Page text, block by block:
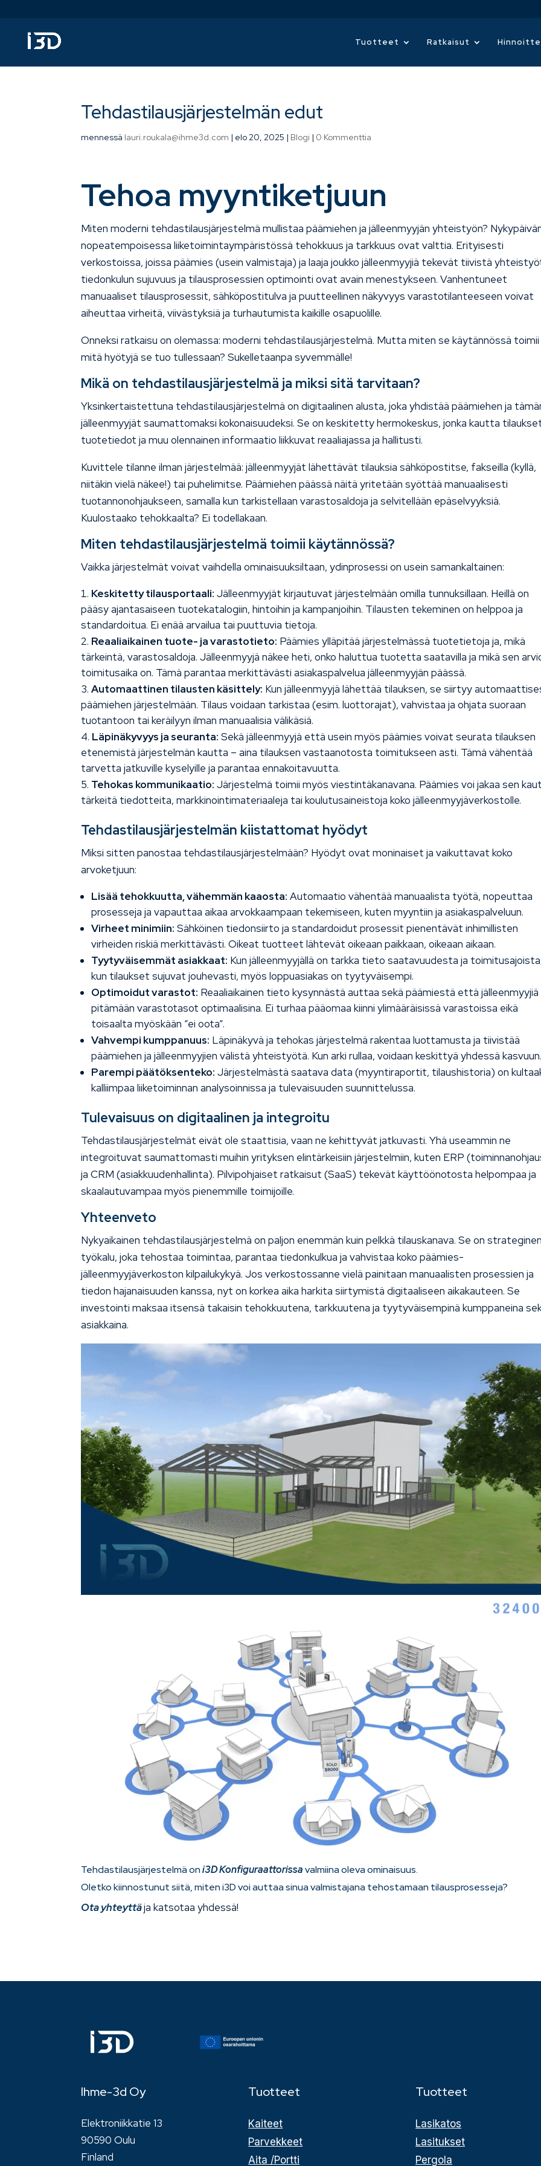
Tuotteet Ratkaisut
Tehdastilausjärjestelmän edut
mennessä lauri.roukala@ihme3d.com | elo 20, 2025 | Blogi | 0 Kommenttia
Tehoa myyntiketjuun
Miten moderni tehdastilausjärjestelmä mullistaa päämiehen ja jälleenmyyjän yhteistyön?
nopeatempoisessa liiketoimintaympäristössä tehokkuus ja tarkkuus ovat valttia. Erityisesti
verkostoissa, joissa päämies (usein valmistaja) ja laaja joukko jälleenmyyjiä tekevät tiivistä
tiedonkulun sujuvuus ja tilausprosessien optimointi ovat avain menestykseen. Vanhentuneet
manuaaliset tilausprosessit, sähköpostitulva ja puutteellinen näkyvyys varastotilanteeseen voivat
aiheuttaa virheitä, viivästyksiä ja turhautumista kaikille osapuolille.
Onneksi ratkaisu on olemassa: moderni tehdastilausjärjestelmä. Mutta miten se käytännössä toimii
mitä hyötyjä se tuo tullessaan? Sukelletaanpa syvemmälle!
Mikä on tehdastilausjärjestelmä ja miksi sitä tarvitaan?
Yksinkertaistettuna tehdastilausjärjestelmä on digitaalinen alusta, joka yhdistää päämiehen ja
jälleenmyyjät saumattomaksi kokonaisuudeksi. Se on keskitetty hermokeskus, jonka kautta
tuotetiedot ja muu olennainen informaatio liikkuvat reaaliajassa ja hallitusti.
Kuvittele tilanne ilman järjestelmää: jälleenmyyjät lähettävät tilauksia sähköpostitse, fakseilla (kyllä,
niitäkin vielä näkee!) tai puhelimitse. Päämiehen päässä näitä yritetään syöttää manuaalisesti
tuotannonohjaukseen, samalla kun tarkistellaan varastosaldoja ja selvitellään epäselvyyksiä.
Kuulostaako tehokkaalta? Ei todellakaan.
Miten tehdastilausjärjestelmä toimii käytännössä?
Vaikka järjestelmät voivat vaihdella ominaisuuksiltaan, ydinprosessi on usein samankaltainen:
Keskitetty tilausportaali: Jälleenmyyjät kirjautuvat järjestelmään omilla tunnuksillaan. Heillä on
pääsy ajantasaiseen tuotekatalogiin, hintoihin ja kampanjoihin. Tilausten tekeminen on helppoa ja
standardoitua. Ei enää arvailua tai puuttuvia tietoja.
Reaaliaikainen tuote- ja varastotieto: Päämies ylläpitää järjestelmässä tuotetietoja ja, mikä
tärkeintä, varastosaldoja. Jälleenmyyjä näkee heti, onko haluttua tuotetta saatavilla ja mikä sen
toimitusaika on. Tämä parantaa merkittävästi asiakaspalvelua jälleenmyyjän päässä.
Automaattinen tilausten käsittely: Kun jälleenmyyjä lähettää tilauksen, se siirtyy
päämiehen järjestelmään. Tilaus voidaan tarkistaa (esim. luottorajat), vahvistaa ja ohjata suoraan
tuotantoon tai keräilyyn ilman manuaalisia välikäsiä.
Läpinäkyvyys ja seuranta: Sekä jälleenmyyjä että usein myös päämies voivat seurata tilauksen
etenemistä järjestelmän kautta – aina tilauksen vastaanotosta toimitukseen asti. Tämä vähentää
tarvetta jatkuville kyselyille ja parantaa ennakoitavuutta.
Tehokas kommunikaatio: Järjestelmä toimii myös viestintäkanavana. Päämies voi jakaa sen
tärkeitä tiedotteita, markkinointimateriaaleja tai koulutusaineistoja koko jälleenmyyjäverkostolle.
Tehdastilausjärjestelmän kiistattomat hyödyt
Miksi sitten panostaa tehdastilausjärjestelmään? Hyödyt ovat moninaiset ja vaikuttavat koko
arvoketjuun:
Lisää tehokkuutta, vähemmän kaaosta: Automaatio vähentää manuaalista työtä, nopeuttaa
prosesseja ja vapauttaa aikaa arvokkaampaan tekemiseen, kuten myyntiin ja asiakaspalveluun.
Virheet minimiin: Sähköinen tiedonsiirto ja standardoidut prosessit pienentävät inhimillisten
virheiden riskiä merkittävästi. Oikeat tuotteet lähtevät oikeaan paikkaan, oikeaan aikaan.
Tyytyväisemmät asiakkaat: Kun jälleenmyyjällä on tarkka tieto saatavuudesta ja
kun tilaukset sujuvat jouhevasti, myös loppuasiakas on tyytyväisempi.
Optimoidut varastot: Reaaliaikainen tieto kysynnästä auttaa sekä päämiestä että jälleenmyyjiä
pitämään varastotasot optimaalisina. Ei turhaa pääomaa kiinni ylimääräisissä varastoissa eikä
toisaalta myöskään ”ei oota”.
Vahvempi kumppanuus: Läpinäkyvä ja tehokas järjestelmä rakentaa luottamusta ja tiivistää
päämiehen ja jälleenmyyjien välistä yhteistyötä. Kun arki rullaa, voidaan keskittyä yhdessä kasvuun.
Parempi päätöksenteko: Järjestelmästä saatava data (myyntiraportit, tilaushistoria) on
kalliimpaa liiketoiminnan analysoinnissa ja tulevaisuuden suunnittelussa.
Tulevaisuus on digitaalinen ja integroitu
Tehdastilausjärjestelmät eivät ole staattisia, vaan ne kehittyvät jatkuvasti. Yhä useammin ne
integroituvat saumattomasti muihin yrityksen elintärkeisiin järjestelmiin, kuten ERP
ja CRM (asiakkuudenhallinta). Pilvipohjaiset ratkaisut (SaaS) tekevät käyttöönotosta helpompaa ja
skaalautuvampaa myös pienemmille toimijoille.
Yhteenveto
Nykyaikainen tehdastilausjärjestelmä on paljon enemmän kuin pelkkä tilauskanava. Se on strateginen
työkalu, joka tehostaa toimintaa, parantaa tiedonkulkua ja vahvistaa koko päämies-
jälleenmyyjäverkoston kilpailukykyä. Jos verkostossanne vielä painitaan manuaalisten prosessien ja
tiedon hajanaisuuden kanssa, nyt on korkea aika harkita siirtymistä digitaaliseen aikakauteen. Se
investointi maksaa itsensä takaisin tehokkuutena, tarkkuutena ja tyytyväisempinä kumppaneina
asiakkaina.
Tehdastilausjärjestelmä oni3D Konfiguraattorissa valmiina oleva ominaisuus.
Oletko kiinnostunut siitä, miten i3D voi auttaa sinua valmistajana tehostamaan tilausprosesseja?
Ota yhteyttäja katsotaa yhdessä!
Ihme-3d Oy
Elektroniikkatie 13
90590 Oulu
Finland
Tuotteet
Kaiteet
Parvekkeet
Aita /Portti
Tuotteet
Lasikatos
Lasitukset
Pergola